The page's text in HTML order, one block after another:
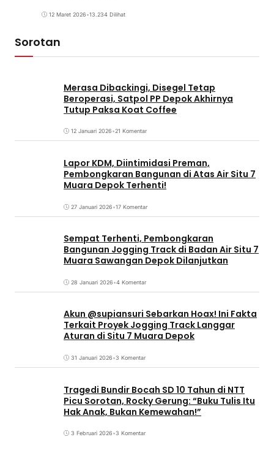
12 Maret 2026•13.234 Dilihat
Sorotan
Merasa Dibackingi, Disegel Tetap
Beroperasi, Satpol PP Depok Akhirnya
Tutup Paksa Koat Coffee
12 Januari 2026•21 Komentar
Lapor KDM, Diintimidasi Preman,
Pembongkaran Bangunan di Atas Air Situ 7
Muara Depok Terhenti!
27 Januari 2026•17 Komentar
Sempat Terhenti, Pembongkaran
Bangunan Jogging Track di Badan Air Situ 7
Muara Sawangan Depok Dilanjutkan
28 Januari 2026•4 Komentar
Akun @supiansuri Sebarkan Hoax! Ini Fakta
Terkait Proyek Jogging Track Langgar
Aturan di Situ 7 Muara Depok
31 Januari 2026•3 Komentar
Tragedi Bundir Bocah SD 10 Tahun di NTT
Picu Sorotan, Rocky Gerung: “Buku Tulis Itu
Hak Anak, Bukan Kemewahan!”
3 Februari 2026•3 Komentar